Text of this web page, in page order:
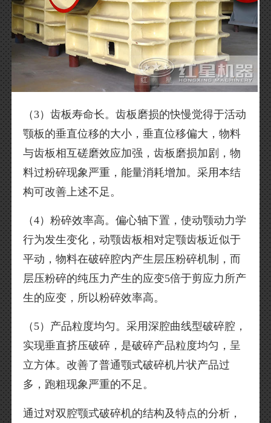
（3）齿板寿命长。齿板磨损的快慢觉得于活动
颚板的垂直位移的大小，垂直位移偏大，物料
与齿板相互磋磨效应加强，齿板磨损加剧，物
料过粉碎现象严重，能量消耗增加。采用本结
构可改善上述不足。
（4）粉碎效率高。偏心轴下置，使动颚动力学
行为发生变化，动颚齿板相对定颚齿板近似于
平动，物料在破碎腔内产生层压粉碎机制，而
层压粉碎的纯压力产生的应变5倍于剪应力所产
生的应变，所以粉碎效率高。
（5）产品粒度均匀。采用深腔曲线型破碎腔，
实现垂直挤压破碎，是破碎产品粒度均匀，呈
立方体。改善了普通颚式破碎机片状产品过
多，跑粗现象严重的不足。
通过对双腔颚式破碎机的结构及特点的分析，